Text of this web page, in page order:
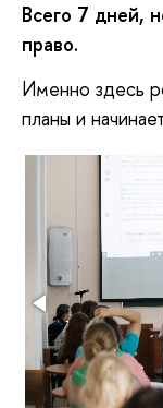
Всего 7 дней,
право.
Именно здесь
планы и